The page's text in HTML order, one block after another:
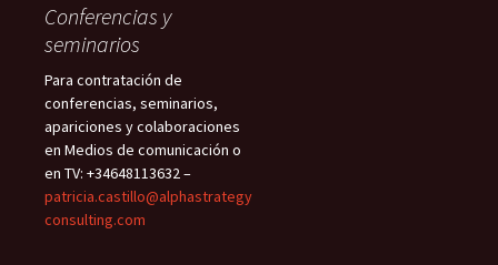
Conferencias y
seminarios
Para contratación de
conferencias, seminarios,
apariciones y colaboraciones
en Medios de comunicación o
en TV: +34648113632 –
patricia.castillo@alphastrategy
consulting.com